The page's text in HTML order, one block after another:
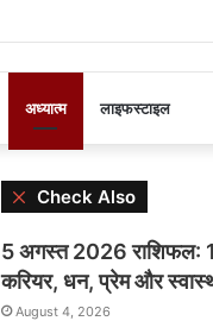
अध्यात्म लाइफस्टाइल
Check Also
C
l
o
s
e
5 अगस्त 2026 राशिफल:
करियर, धन, प्रेम और
August 4, 2026